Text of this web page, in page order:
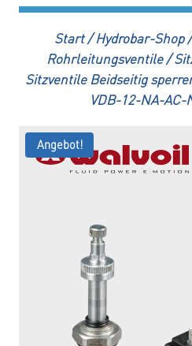
Start /Hydrobar-Shop /
Rohrleitungsventile /
Sitzventile Beidseitig
VDB-12-NA-AC-
Angebot!